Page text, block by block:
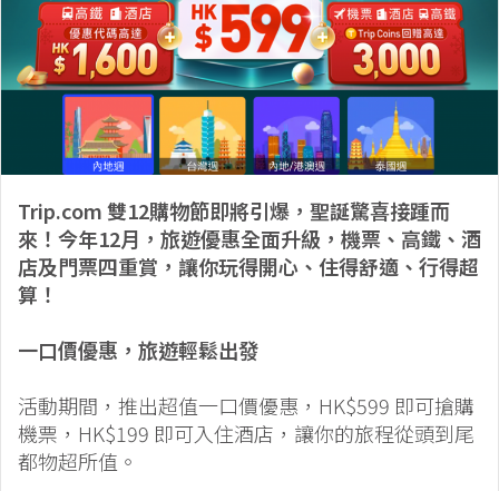
Trip.com 雙12購物節即將引爆，聖誕驚喜接踵而
來！今年12月，旅遊優惠全面升級，機票、高鐵、酒
店及門票四重賞，讓你玩得開心、住得舒適、行得超
算！
一口價優惠，旅遊輕鬆出發
活動期間，推出超值一口價優惠，HK$599 即可搶購
機票，HK$199 即可入住酒店，讓你的旅程從頭到尾
都物超所值。